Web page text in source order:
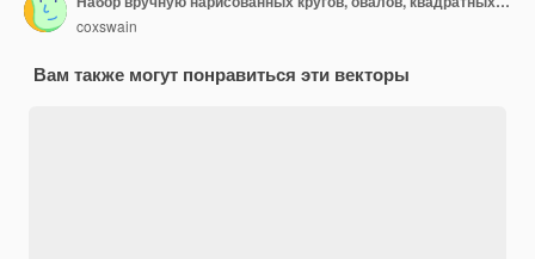
coxswain
Вам также могут понравиться эти векторы